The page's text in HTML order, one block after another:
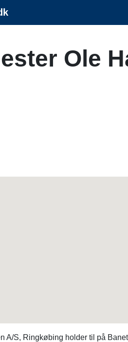
Ole
A/S, Ringkøbing holder til på